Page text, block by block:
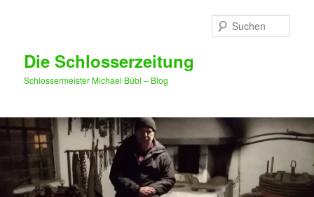
Die Schlosserzeitung
Schlossermeister Michael Bübl – Blog